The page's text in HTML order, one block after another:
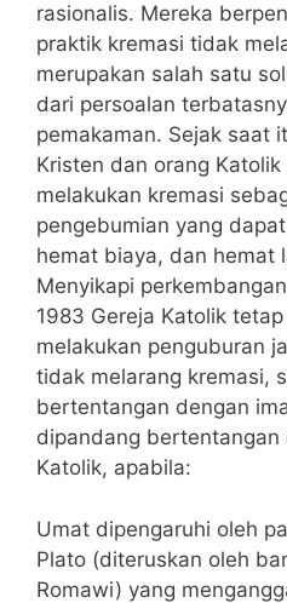
rasionalis. Mereka
praktik kremasi tidak
merupakan salah satu
dari persoalan
pemakaman. Sejak saat
Kristen dan orang
melakukan kremasi
pengebumian yang
hemat biaya, dan hemat
Menyikapi
1983 Gereja Katolik
melakukan penguburan
tidak melarang kremasi,
bertentangan dengan
dipandang bertentangan
Katolik, apabila:
Umat dipengaruhi oleh
Plato (diteruskan oleh
Romawi) yang